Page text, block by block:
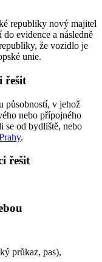
republiky nový majitel
evidence a následně
že vozidlo je
unie.
řešit
působností, v jehož
nebo přípojného
se od bydliště, nebo
.
řešit
průkaz, pas),